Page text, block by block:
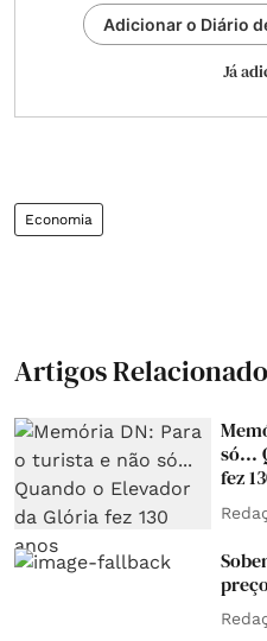
Adicionar o Diário
Já
Economia
Artigos
só...
fez